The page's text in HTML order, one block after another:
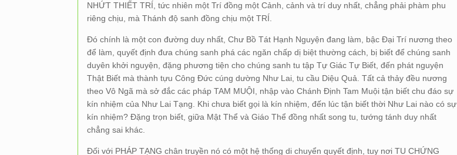
NHỨT THIẾT TRÍ, tức nhiên một Trí đồng một Cảnh, cảnh và trí duy nhất, chẳng phải phàm phu
riêng chịu, mà Thánh độ sanh đồng chịu một TRÍ.
Đó chính là một con đường duy nhất, Chư Bồ Tát Hạnh Nguyện đang làm, bậc Đại Trí nương theo
để làm, quyết định đưa chúng sanh phá các ngăn chấp dị biệt thường cách, bị biết để chúng sanh
duyên khởi nguyện, đặng phương tiện cho chúng sanh tu tập Tự Giác Tự Biết, đến phát nguyện
Thật Biết mà thành tựu Công Đức cúng dường Như Lai, tu cầu Diệu Quả. Tất cả thảy đều nương
theo Vô Ngã mà sở đắc các pháp TAM MUỘI, nhập vào Chánh Định Tam Muội tận biết chu đáo sự
kín nhiệm của Như Lai Tạng. Khi chưa biết gọi là kín nhiệm, đến lúc tận biết thời Như Lai nào có sự
kín nhiệm? Đặng trọn biết, giữa Mật Thể và Giáo Thể đồng nhất song tu, tướng tánh duy nhất
chẳng sai khác.
Đối với PHÁP TẠNG chân truyền nó có một hệ thống di chuyển quyết định, tuy nơi TU CHỨNG